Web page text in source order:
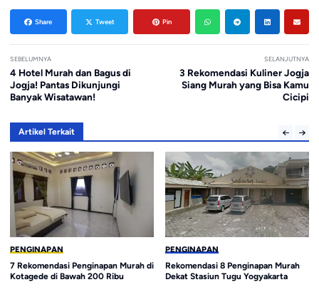
Share Tweet Pin
SEBELUMNYA
4 Hotel Murah dan Bagus di
Jogja! Pantas Dikunjungi
Banyak Wisatawan!
SELANJUTNYA
3 Rekomendasi Kuliner Jogja
Siang Murah yang Bisa Kamu
Cicipi
Artikel Terkait
PENGINAPAN
7 Rekomendasi Penginapan Murah di
Kotagede di Bawah 200 Ribu
PENGINAPAN
Rekomendasi 8 Penginapan Murah
Dekat Stasiun Tugu Yogyakarta